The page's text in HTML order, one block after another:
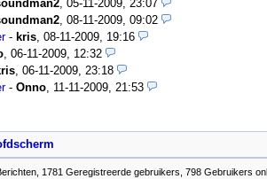
05-11-2009, 23:07
08-11-2009, 09:02
- kris 08-11-2009, 19:16
06-11-2009, 12:32
06-11-2009, 23:18
- Onno 11-11-2009, 21:53
1781 Geregistreerde gebruikers, 798 Gebruikers